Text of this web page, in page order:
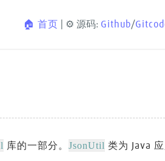
🏠 首页 | ⚙️ 源码: Github/
库的一部分。 JsonUtil 类为 Java